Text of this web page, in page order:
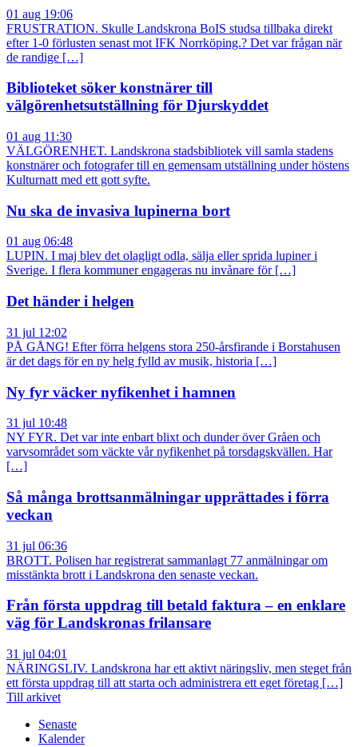
01 aug 19:06
FRUSTRATION. Skulle Landskrona BoIS studsa tillbaka direkt
efter 1-0 förlusten senast mot IFK Norrköping.? Det var frågan när
de randige […]
Biblioteket söker konstnärer till
välgörenhetsutställning för Djurskyddet
01 aug 11:30
VÄLGÖRENHET. Landskrona stadsbibliotek vill samla stadens
konstnärer och fotografer till en gemensam utställning under höstens
Kulturnatt med ett gott syfte.
Nu ska de invasiva lupinerna bort
01 aug 06:48
LUPIN. I maj blev det olagligt odla, sälja eller sprida lupiner i
Sverige. I flera kommuner engageras nu invånare för […]
Det händer i helgen
31 jul 12:02
PÅ GÅNG! Efter förra helgens stora 250-årsfirande i Borstahusen
är det dags för en ny helg fylld av musik, historia […]
Ny fyr väcker nyfikenhet i hamnen
31 jul 10:48
NY FYR. Det var inte enbart blixt och dunder över Gråen och
varvsområdet som väckte vår nyfikenhet på torsdagskvällen. Har
[…]
Så många brottsanmälningar upprättades i förra
veckan
31 jul 06:36
BROTT. Polisen har registrerat sammanlagt 77 anmälningar om
misstänkta brott i Landskrona den senaste veckan.
Från första uppdrag till betald faktura – en enklare
väg för Landskronas frilansare
31 jul 04:01
NÄRINGSLIV. Landskrona har ett aktivt näringsliv, men steget från
ett första uppdrag till att starta och administrera ett eget företag […]
Till arkivet
Senaste
Kalender